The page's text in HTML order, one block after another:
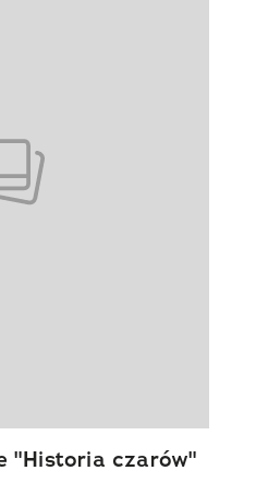
"Historia czarów"